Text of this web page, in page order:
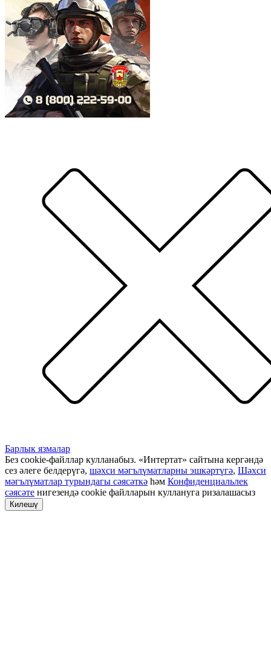
Барлык язмалар
Без cookie-файллар кулланабыз. «Интертат» сайтына кергәндә
сез әлеге белдерүгә, шәхси мәгълүматларны эшкәртүгә, Шәхси
мәгълүматлар турындагы сәясәткә һәм Конфиденциальлек
сәясәте нигезендә cookie файлларын куллануга ризалашасыз
Килешү